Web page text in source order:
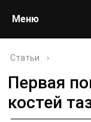
Меню
Статьи ›
Первая
костей